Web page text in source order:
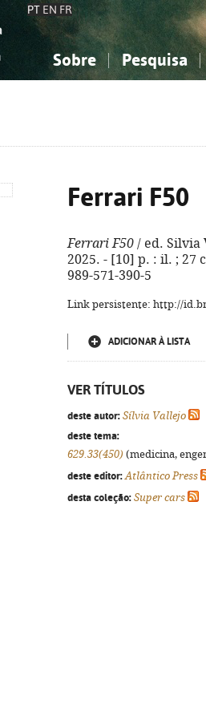
PT EN FR
Sobre Pesquisa
Ferrari F50
Ferrari F50 / ed. Silvia
2025. - [10] p. : il. ; 27
989-571-390-5
Link persistente: http://
ADICIONAR À LISTA
VER TÍTULOS
deste autor: Sílvia Vallejo
deste tema:
629.33(450) (medicina,
deste editor: Atlântico Press
desta coleção: Super cars